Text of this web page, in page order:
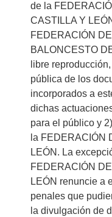
de la
CASTILLA Y
FEDERACIÓN DE
BALONCESTO
libre
pública de los
incorporados a
dichas
para el público y
la FEDERACIÓN
LEÓN. La
FEDERACIÓN
LEÓN renuncie a
penales que
la divulgación de